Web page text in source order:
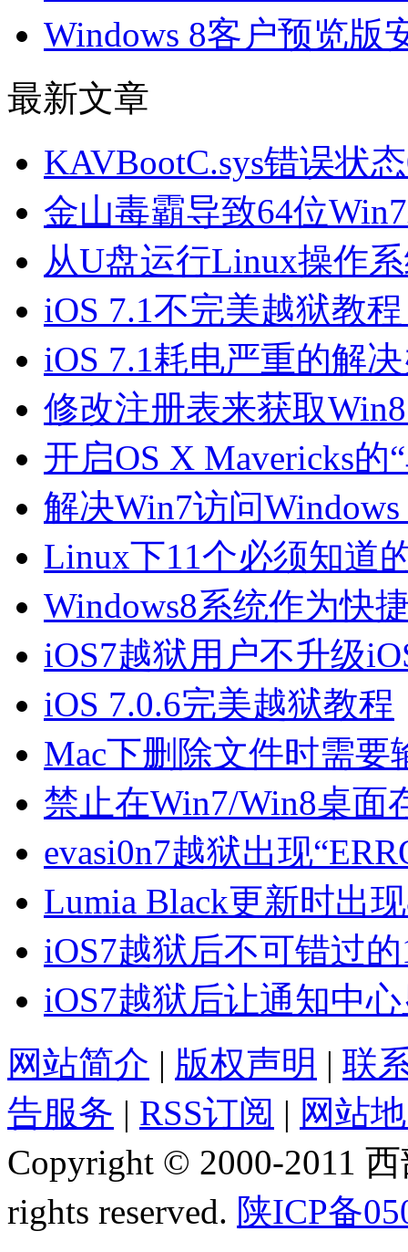
Windows 8客户预览版
最新文章
KAVBootC.sys错误状
金山毒霸导致64位
从U盘运行Linux操作
iOS 7.1不完美越狱教
iOS 7.1耗电严重的解
修改注册表来获取
开启OS X Mavericks的
解决Win7访问
Linux下11个必须知道
Windows8系统作为快
iOS7越狱用户不升级
iOS 7.0.6完美越狱教程
Mac下删除文件时需
禁止在Win7/Win8桌面
evasi0n7越狱出现
Lumia Black更新时出
iOS7越狱后不可错过
iOS7越狱后让通知中
网站简介 | 版权声明 | 联
告服务 | RSS订阅 | 网站
Copyright © 2000-2011
rights reserved. 陕ICP备